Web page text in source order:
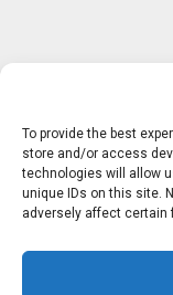
To provide the best
store and/or access
technologies will allow
unique IDs on this site.
adversely affect certain